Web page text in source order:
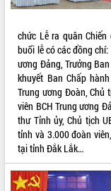
Tháo gỡ những vướng
công tác cải cách thủ tục
tại Trung tâm Phục vụ
công tỉnh
Đắk Lắk: Tôn vinh 46 giải
thi Sáng tạo Kỹ thuật 2024
Đắk Lắk rà soát, điều
về phát triển nuôi trồng
Phó Chủ tịch UBND tỉnh
Trương Công Thái kiểm tra
Dự án cao tốc Khánh Hòa -
Thuột
chức Lễ ra quân
buổi lễ có các đồng
ương Đảng, Trưởng
khuyết Ban Chấp
Trung ương Đoàn, Chủ
viên BCH Trung ương
thư Tỉnh ủy, Chủ tịch
tỉnh và 3.000 đoàn
tại tỉnh Đắk Lắk…